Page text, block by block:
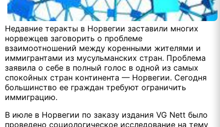
Недавние теракты в Норвегии заставили многих
норвежцев заговорить о проблеме
взаимоотношений между коренными жителями и
иммигрантами из мусульманских стран. Проблема
заявила о себе в полный голос в одной из самых
спокойных стран континента — Норвегии. Сегодня
большинство ее граждан требуют ограничить
иммиграцию.
В июле в Норвегии по заказу издания VG Nett было
проведено социологическое исследование на тему